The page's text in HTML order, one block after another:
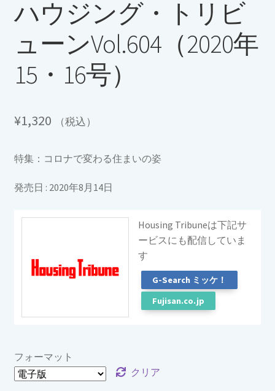
ハウジング・トリビ
ューンVol.604（2020年
15・16号）
¥1,320 （税込）
特集：コロナで変わる住まいの姿
発売日 : 2020年8月14日
Housing Tribuneは下記サ
ービスにも配信していま
す
G-Search ミッケ！
Fujisan.co.jp
フォーマット
クリア